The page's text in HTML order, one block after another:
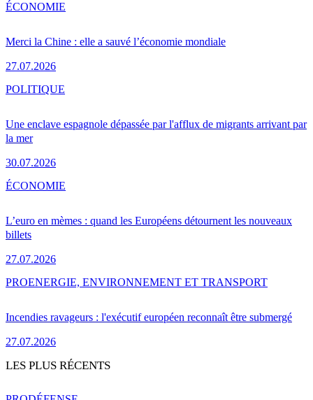
Merci la Chine : elle a sauvé l’économie mondiale
27.07.2026
ÉCONOMIE
Une enclave espagnole dépassée par l'afflux de migrants arrivant par
la mer
30.07.2026
POLITIQUE
L’euro en mèmes : quand les Européens détournent les nouveaux
billets
27.07.2026
ÉCONOMIE
Incendies ravageurs : l'exécutif européen reconnaît être submergé
27.07.2026
PROENERGIE, ENVIRONNEMENT ET TRANSPORT
LES PLUS RÉCENTS